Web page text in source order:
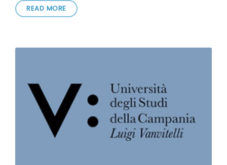
READ MORE